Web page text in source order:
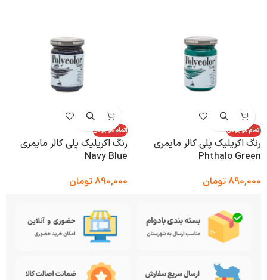
اتمام موجودی
رنگ اکریلیک پلی کالر مایمری
Phthalo Green
890,000تومان
اتمام موجودی
رنگ اکریلیک پلی کالر مایمری
Navy Blue
890,000تومان